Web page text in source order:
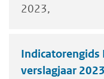
2023
Indicatorengids
verslagjaar 2023